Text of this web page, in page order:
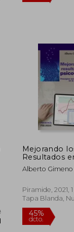
Mejorando
Resultados
Psicoterapia:
Principios
en la
Alberto Gimeno
Piramide, 2021,
Tapa Blanda,